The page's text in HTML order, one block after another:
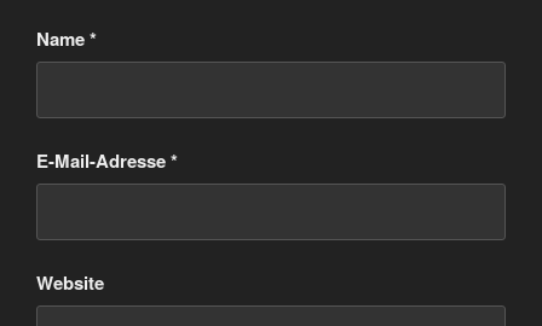
Name*
E-Mail-Adresse*
Website